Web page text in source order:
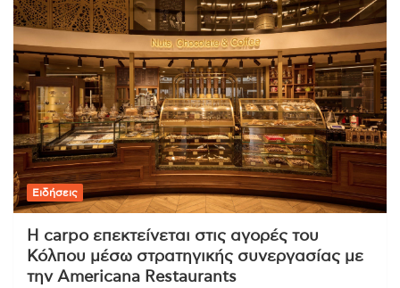
Ειδήσεις
Η carpo επεκτείνεται στις αγορές του
Κόλπου μέσω στρατηγικής συνεργασίας με
την Americana Restaurants